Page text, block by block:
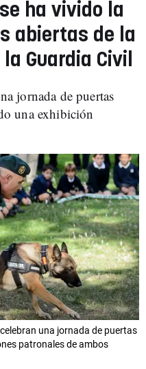
ha vivido la
abiertas de la
Guardia Civil
jornada de puertas
una exhibición
una jornada de puertas
patronales de ambos